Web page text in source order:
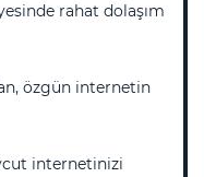
rahat dolaşım
özgün internetin
internetinizi